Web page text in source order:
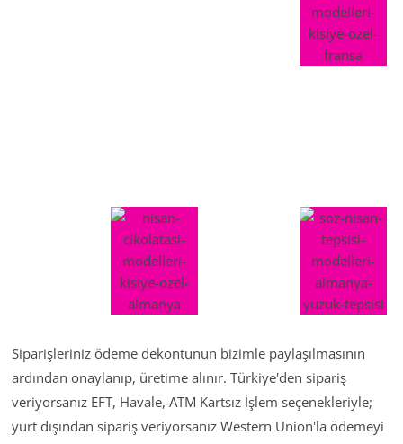
Siparişleriniz ödeme dekontunun bizimle paylaşılmasının
ardından onaylanıp, üretime alınır. Türkiye'den sipariş
veriyorsanız EFT, Havale, ATM Kartsız İşlem seçenekleriyle;
yurt dışından sipariş veriyorsanız Western Union'la ödemeyi